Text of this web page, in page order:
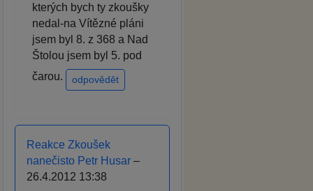
kterých bych ty zkoušky
nedal-na Vítězné pláni
jsem byl 8. z 368 a Nad
Štolou jsem byl 5. pod
čarou.
odpovědět
Reakce Zkoušek
nanečisto Petr Husar –
26.4.2012 13:38